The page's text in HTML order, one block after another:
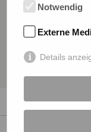
Tübinger Str. 40
Arbeitsschutz:1
Notwendig
Externe
Details